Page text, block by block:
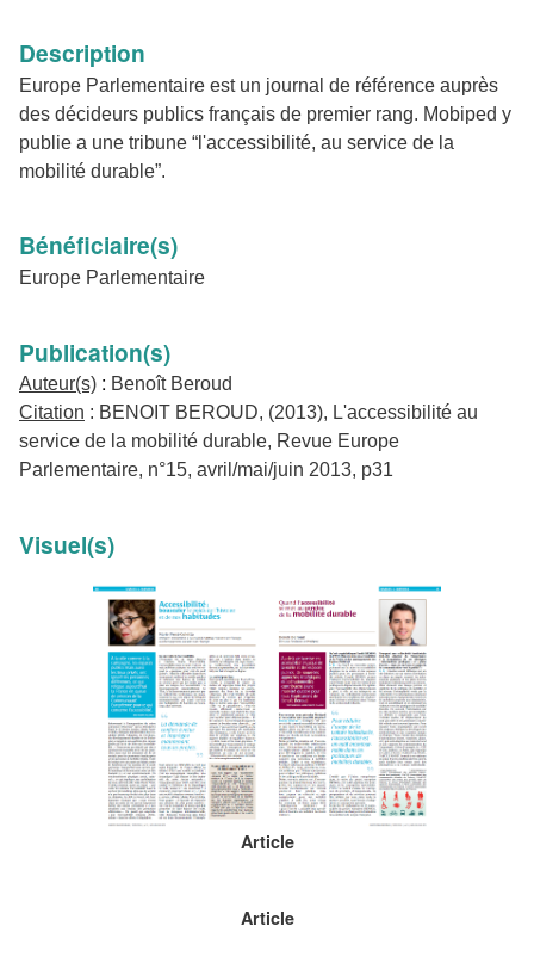
Description
Europe Parlementaire est un journal de référence auprès
des décideurs publics français de premier rang. Mobiped y
publie a une tribune “l'accessibilité, au service de la
mobilité durable”.
Bénéficiaire(s)
Europe Parlementaire
Publication(s)
Auteur(s) : Benoît Beroud
Citation : BENOIT BEROUD, (2013), L'accessibilité au
service de la mobilité durable, Revue Europe
Parlementaire, n°15, avril/mai/juin 2013, p31
Visuel(s)
Article
Article